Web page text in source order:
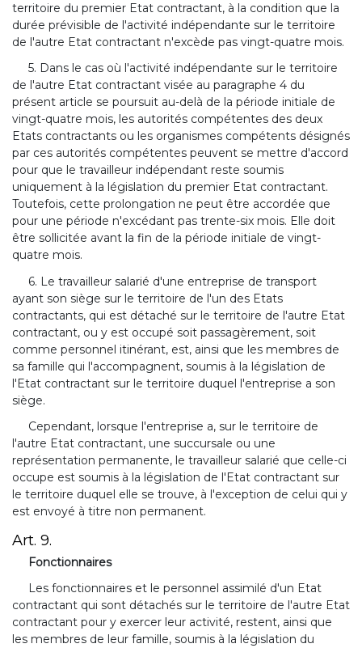
territoire du premier Etat contractant, à la condition que la
durée prévisible de l'activité indépendante sur le territoire
de l'autre Etat contractant n'excède pas vingt-quatre mois.
5. Dans le cas où l'activité indépendante sur le territoire
de l'autre Etat contractant visée au paragraphe 4 du
présent article se poursuit au-delà de la période initiale de
vingt-quatre mois, les autorités compétentes des deux
Etats contractants ou les organismes compétents désignés
par ces autorités compétentes peuvent se mettre d'accord
pour que le travailleur indépendant reste soumis
uniquement à la législation du premier Etat contractant.
Toutefois, cette prolongation ne peut être accordée que
pour une période n'excédant pas trente-six mois. Elle doit
être sollicitée avant la fin de la période initiale de vingt-
quatre mois.
6. Le travailleur salarié d'une entreprise de transport
ayant son siège sur le territoire de l'un des Etats
contractants, qui est détaché sur le territoire de l'autre Etat
contractant, ou y est occupé soit passagèrement, soit
comme personnel itinérant, est, ainsi que les membres de
sa famille qui l'accompagnent, soumis à la législation de
l'Etat contractant sur le territoire duquel l'entreprise a son
siège.
Cependant, lorsque l'entreprise a, sur le territoire de
l'autre Etat contractant, une succursale ou une
représentation permanente, le travailleur salarié que celle-ci
occupe est soumis à la législation de l'Etat contractant sur
le territoire duquel elle se trouve, à l'exception de celui qui y
est envoyé à titre non permanent.
Art. 9.
Fonctionnaires
Les fonctionnaires et le personnel assimilé d'un Etat
contractant qui sont détachés sur le territoire de l'autre Etat
contractant pour y exercer leur activité, restent, ainsi que
les membres de leur famille, soumis à la législation du